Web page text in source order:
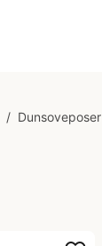
/ Dunsoveposer